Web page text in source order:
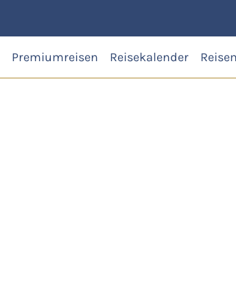
Premiumreisen Reisekalender